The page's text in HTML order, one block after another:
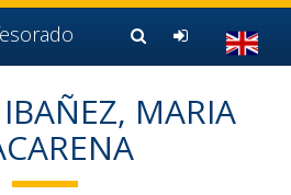
la página (alt + s)
(alt + c)
p)
u)
MARIA